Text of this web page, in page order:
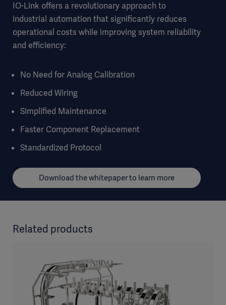
IO-Link offers a revolutionary approach to
industrial automation that significantly reduces
operational costs while improving system reliability
and efficiency:
No Need for Analog Calibration
Reduced Wiring
Simplified Maintenance
Faster Component Replacement
Standardized Protocol
Download the whitepaper to learn more
Related products